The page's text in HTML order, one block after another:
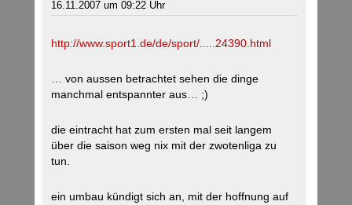
16.11.2007 um 09:22 Uhr
http://www.sport1.de/de/sport/.....24390.html
… von aussen betrachtet sehen die dinge
manchmal entspannter aus… ;)
die eintracht hat zum ersten mal seit langem
über die saison weg nix mit der zwotenliga zu
tun.
ein umbau kündigt sich an, mit der hoffnung auf